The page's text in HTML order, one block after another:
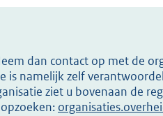
dan contact op met de
is namelijk zelf
ziet u bovenaan de